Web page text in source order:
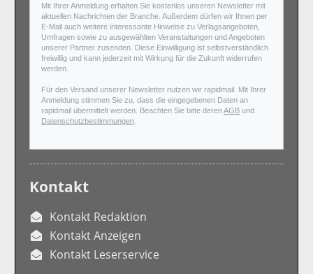
Mit Ihrer Anmeldung erhalten Sie kostenlos unseren Newsletter mit
aktuellen Nachrichten der Branche. Außerdem dürfen wir Ihnen per
E-Mail auch weitere interessante Hinweise zu Verlagsangeboten,
Umfragen sowie zu ausgewählten Veranstaltungen und Angeboten
unserer Partner zusenden. Diese Einwilligung ist selbstverständlich
freiwillig und kann jederzeit mit Wirkung für die Zukunft widerrufen
werden.
Für den Versand unserer Newsletter nutzen wir rapidmail. Mit Ihrer
Anmeldung stimmen Sie zu, dass die eingegebenen Daten an
rapidmail übermittelt werden. Beachten Sie bitte derenAGB und
Datenschutzbestimmungen
Kontakt
Kontakt Redaktion
Kontakt Anzeigen
Kontakt Leserservice